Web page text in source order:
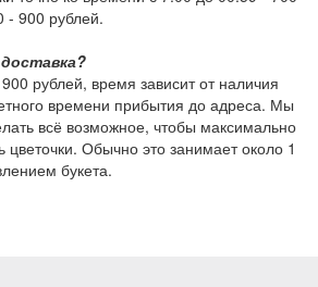
- 900 рублей.
900 рублей, время зависит от наличия
времени прибытия до адреса. Мы
всё возможное, чтобы максимально
цветочки. Обычно это занимает около 1
букета.